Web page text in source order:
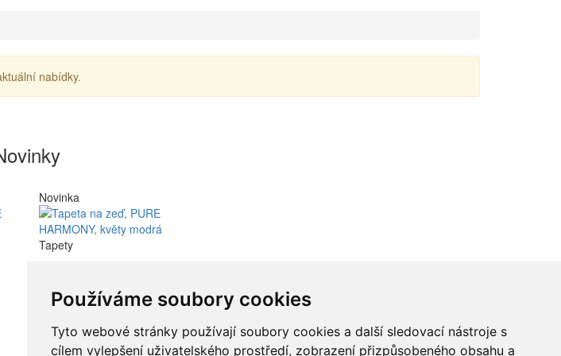
Používáme soubory cookies
Tyto webové stránky používají soubory cookies a další sledovací nástroje s
cílem vylepšení uživatelského prostředí, zobrazení přizpůsobeného obsahu a
nabídky.
Novinka
Tapety
květy modrá